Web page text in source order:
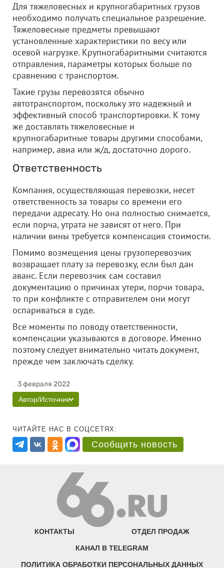
Для тяжеловесных и крупногабаритных грузов
необходимо получать специальное разрешение.
Тяжеловесные предметы превышают
установленные характеристики по весу или
осевой нагрузке. Крупногабаритными считаются
отправления, параметры которых больше по
сравнению с транспортом.
Такие грузы перевозятся обычно
автотранспортом, поскольку это надежный и
эффективный способ транспортировки. К тому
же доставлять тяжеловесные и
крупногабаритные товары другими способами,
например, авиа или ж/д, достаточно дорого.
Ответственность
Компания, осуществляющая перевозки, несет
ответственность за товары со времени его
передачи адресату. Но она полностью снимается,
если порча, утрата не зависят от него. При
наличии вины требуется компенсация стоимости.
Помимо возмещения цены грузоперевозчик
возвращает плату за перевозку, если был дан
аванс. Если перевозчик сам составил
документацию о причинах утери, порчи товара,
то при конфликте с отправителем они могут
оспариваться в суде.
Все моменты по поводу ответственности,
компенсации указываются в договоре. Именно
поэтому следует внимательно читать документ,
прежде чем заключать сделку.
3 февраля 2022
Автор/Источник
ЧИТАЙТЕ НАС В СОЦСЕТЯХ:
Сообщить новость
КОНТАКТЫ ОТДЕЛ ПРОДАЖ
КАНАЛ В TELEGRAM
ПОЛИТИКА ОБРАБОТКИ ПЕРСОНАЛЬНЫХ ДАННЫХ